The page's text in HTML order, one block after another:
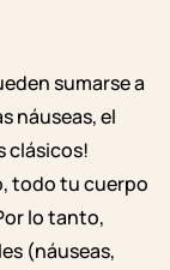
sumarse a
náuseas, el
clásicos!
todo tu cuerpo
lo tanto,
(náuseas,